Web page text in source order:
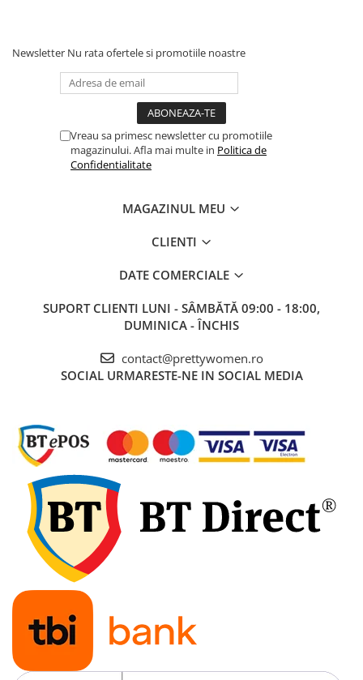
Newsletter Nu rata ofertele si promotiile noastre
Vreau sa primesc newsletter cu promotiile
magazinului. Afla mai multe in Politica de
Confidentialitate
MAGAZINUL MEU
CLIENTI
DATE COMERCIALE
SUPORT CLIENTI LUNI - SÂMBĂTĂ 09:00 - 18:00,
DUMINICA - ÎNCHIS
contact@prettywomen.ro
SOCIAL URMARESTE-NE IN SOCIAL MEDIA